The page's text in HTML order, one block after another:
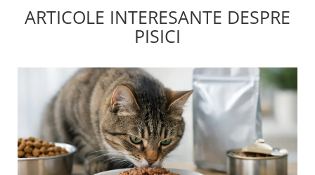
ARTICOLE INTERESANTE DESPRE
PISICI